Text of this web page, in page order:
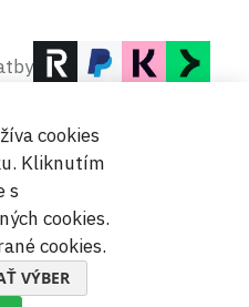
s.r.o.
cookies
Kliknutím
s
cookies.
cookies.
VÝBER